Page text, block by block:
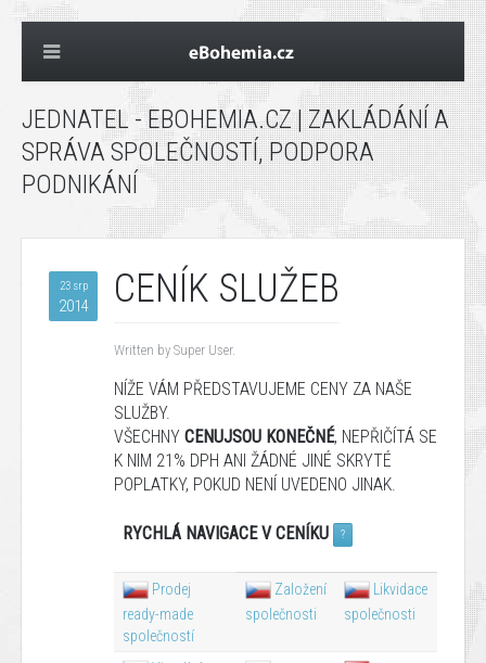
JEDNATEL - EBOHEMIA.CZ | ZAKLÁDÁNÍ A
SPRÁVA SPOLEČNOSTÍ, PODPORA
PODNIKÁNÍ
23 srp
2014 CENÍK SLUŽEB
Written by Super User.
NÍŽE VÁM PŘEDSTAVUJEME CENY ZA NAŠE
SLUŽBY.
VŠECHNY CENUJSOU KONEČNÉ, NEPŘIČÍTÁ SE
K NIM 21% DPH ANI ŽÁDNÉ JINÉ SKRYTÉ
POPLATKY, POKUD NENÍ UVEDENO JINAK.
RYCHLÁ NAVIGACE V CENÍKU ?
Prodej
ready-made
společností
Založení
společnosti
Likvidace
společnosti